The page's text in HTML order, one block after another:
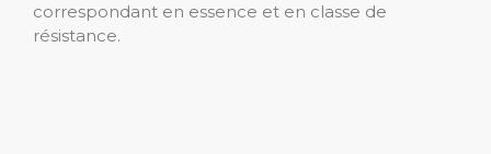
correspondant en essence et en classe de
résistance.